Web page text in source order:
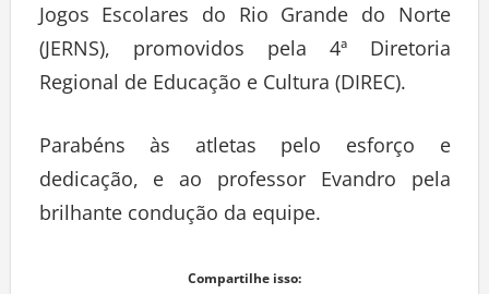
Jogos Escolares do Rio Grande do Norte
(JERNS), promovidos pela 4ª Diretoria
Regional de Educação e Cultura (DIREC).
Parabéns às atletas pelo esforço e
dedicação, e ao professor Evandro pela
brilhante condução da equipe.
Compartilhe isso: